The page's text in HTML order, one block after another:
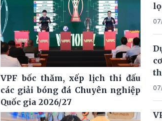
VPF bốc thăm, xếp lịch thi đấu
các giải bóng đá Chuyên nghiệp
Quốc gia 2026/27